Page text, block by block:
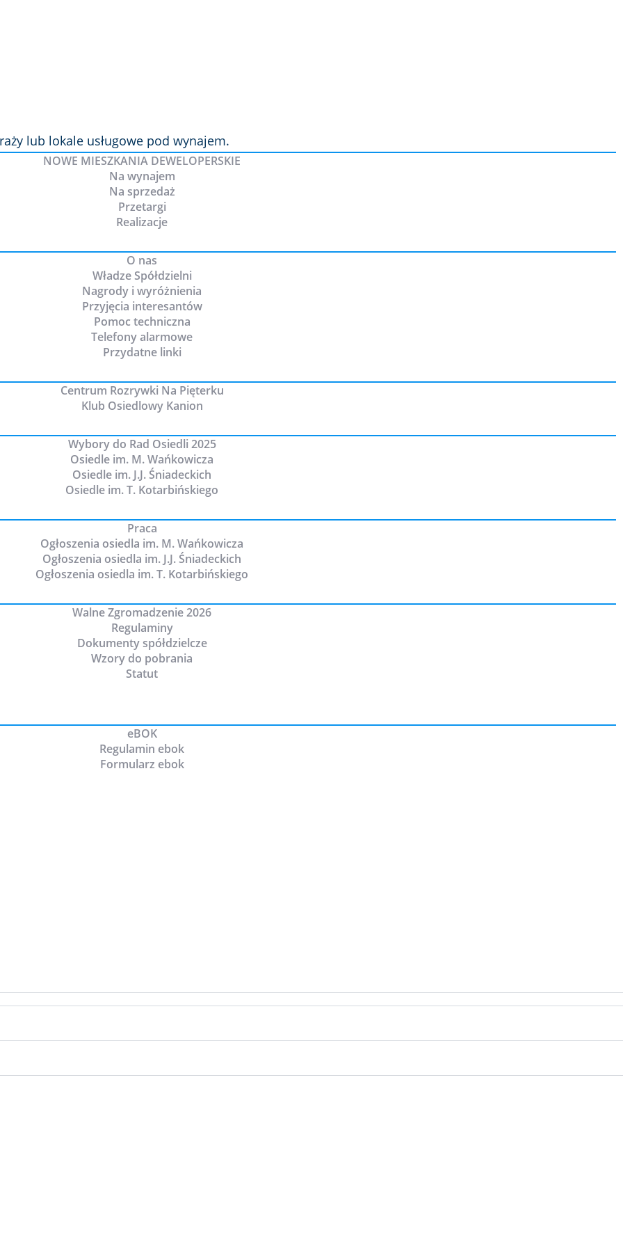
NOWE MIESZKANIA DEWELOPERSKIE
Na wynajem
Na sprzedaż
Przetargi
Realizacje
O nas
Władze Spółdzielni
Nagrody i wyróżnienia
Przyjęcia interesantów
Pomoc techniczna
Telefony alarmowe
Przydatne linki
Centrum Rozrywki Na Pięterku
Klub Osiedlowy Kanion
Wybory do Rad Osiedli 2025
Osiedle im. M. Wańkowicza
Osiedle im. J.J. Śniadeckich
Osiedle im. T. Kotarbińskiego
Praca
Ogłoszenia osiedla im. M. Wańkowicza
Ogłoszenia osiedla im. J.J. Śniadeckich
Ogłoszenia osiedla im. T. Kotarbińskiego
Walne Zgromadzenie 2026
Regulaminy
Dokumenty spółdzielcze
Wzory do pobrania
Statut
eBOK
Regulamin ebok
Formularz ebok
lub lokale usługowe pod wynajem.